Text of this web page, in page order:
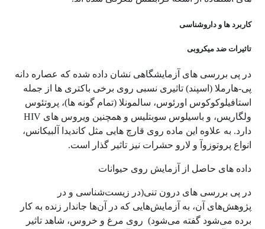
کاربرد ها و داروشناسی
تاثیرات ضد میکروبی
در پی بررسی های آزمایشگاهی نشان داده شده که عصاره دانه
پی-هارملا (اسپند) تاثیری نسبی روی برخی باکتری ها از جمله
استافیلوکوکوس اورئوس، سالمونلا (تمام گونه ها)، پروتئوس
ولگاریس، و باسیلوس سوبتلیس و همچنین ویروس های HIV
دارد. به علاوه این ماده روی قارچ هایی مثل کاندیدا آلبیکانس،
انواع پروتوزوآ و لارو حشرات نیز تاثیر گذار است.
داده های حاصل از آزمایش روی حیوانات
در پی بررسی های درون تنی(در زیست‌شناسی و در
پژوهش‌های آن، به آزمایش‌هایی که در آن‌ها جاندار زنده به کار
برده می‌شود گفته می‌شود) روی مرغ و خروس، شاهد تاثیر